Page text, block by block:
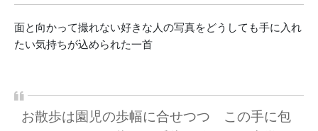
面と向かって撮れない好きな人の写真をどうしても手に入れ
たい気持ちが込められた一首
お散歩は園児の歩幅に合せつつ この手に包